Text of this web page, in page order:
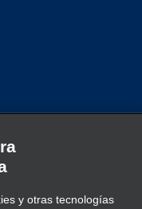
y otras tecnologías